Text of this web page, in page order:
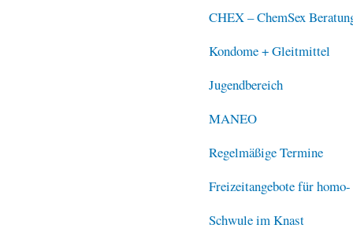
CHEX – ChemSex
Kondome + Gleitmittel
Jugendbereich
MANEO
Regelmäßige Termine
Freizeitangebote für
Schwule im Knast